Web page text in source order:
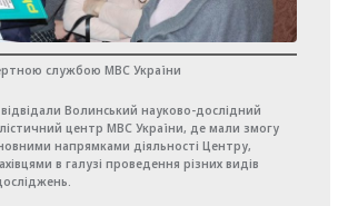
службою МВС України
Волинський науково-дослідний
центр МВС України, де мали змогу
напрямками діяльності Центру,
в галузі проведення різних видів